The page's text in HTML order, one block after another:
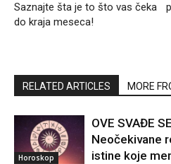
Saznajte šta je to što vas čeka
do kraja meseca!
RELATED ARTICLES MORE
Horoskop
OVE SVAĐE
Neočekivane
istine koje